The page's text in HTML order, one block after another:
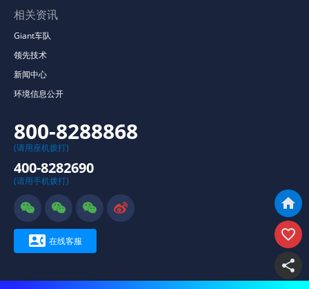



相关资讯
Giant车队
领先技术
新闻中心
环境信息公开
800-8288868
(请用座机拨打)
400-8282690
(请用手机拨打)
   
 在线客服